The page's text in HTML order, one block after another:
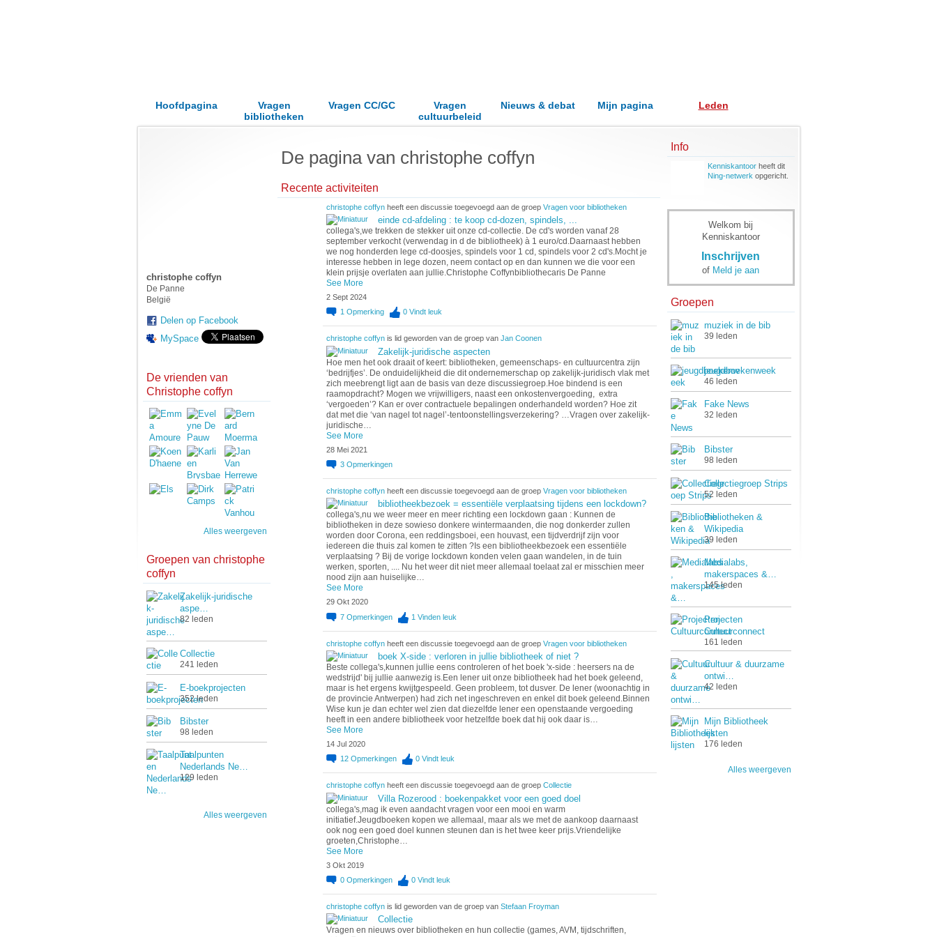
Hoofdpagina
Vragen
bibliotheken
Vragen CC/GC
Vragen
cultuurbeleid
Nieuws & debat Mijn pagina Leden
christophe coffyn
De Panne
België
Delen op Facebook
MySpace
De vrienden van
Christophe coffyn
Alles weergeven
Groepen van christophe
coffyn
Zakelijk-juridische
aspe…
82 leden
Collectie
241 leden
E-boekprojecten
352 leden
Bibster
98 leden
Taalpunten
Nederlands Ne…
129 leden
Alles weergeven
De pagina van christophe coffyn
Recente activiteiten
christophe coffynheeft een discussie toegevoegd aan de groep Vragen voor bibliotheken
einde cd-afdeling : te koop cd-dozen, spindels, ...
collega's,we trekken de stekker uit onze cd-collectie. De cd's worden vanaf 28
september verkocht (verwendag in d de bibliotheek) à 1 euro/cd.Daarnaast hebben
we nog honderden lege cd-doosjes, spindels voor 1 cd, spindels voor 2 cd's.Mocht je
interesse hebben in lege dozen, neem contact op en dan kunnen we die voor een
klein prijsje overlaten aan jullie.Christophe Coffynbibliothecaris De Panne
See More
2 Sept 2024
1 Opmerking 0 Vindt leuk
christophe coffynis lid geworden van de groep van Jan Coonen
Zakelijk-juridische aspecten
Hoe men het ook draait of keert: bibliotheken, gemeenschaps- en cultuurcentra zijn
‘bedrijfjes’. De onduidelijkheid die dit ondernemerschap op zakelijk-juridisch vlak met
zich meebrengt ligt aan de basis van deze discussiegroep.Hoe bindend is een
raamopdracht? Mogen we vrijwilligers, naast een onkostenvergoeding, extra
‘vergoeden’? Kan er over contractuele bepalingen onderhandeld worden? Hoe zit
dat met die ‘van nagel tot nagel’-tentoonstellingsverzekering? …Vragen over zakelijk-
juridische…
See More
28 Mei 2021
3 Opmerkingen
christophe coffynheeft een discussie toegevoegd aan de groep Vragen voor bibliotheken
bibliotheekbezoek = essentiële verplaatsing tijdens een lockdown?
collega's,nu we weer meer en meer richting een lockdown gaan : Kunnen de
bibliotheken in deze sowieso donkere wintermaanden, die nog donkerder zullen
worden door Corona, een reddingsboei, een houvast, een tijdverdrijf zijn voor
iedereen die thuis zal komen te zitten ?Is een bibliotheekbezoek een essentiële
verplaatsing ? Bij de vorige lockdown konden velen gaan wandelen, in de tuin
werken, sporten, .... Nu het weer dit niet meer allemaal toelaat zal er misschien meer
nood zijn aan huiselijke…
See More
29 Okt 2020
7 Opmerkingen 1 Vinden leuk
christophe coffynheeft een discussie toegevoegd aan de groep Vragen voor bibliotheken
boek X-side : verloren in jullie bibliotheek of niet ?
Beste collega's,kunnen jullie eens controleren of het boek 'x-side : heersers na de
wedstrijd' bij jullie aanwezig is.Een lener uit onze bibliotheek had het boek geleend,
maar is het ergens kwijtgespeeld. Geen probleem, tot dusver. De lener (woonachtig in
de provincie Antwerpen) had zich net ingeschreven en enkel dit boek geleend.Binnen
Wise kun je dan echter wel zien dat diezelfde lener een openstaande vergoeding
heeft in een andere bibliotheek voor hetzelfde boek dat hij ook daar is…
See More
14 Jul 2020
12 Opmerkingen 0 Vindt leuk
christophe coffynheeft een discussie toegevoegd aan de groep Collectie
Villa Rozerood : boekenpakket voor een goed doel
collega's,mag ik even aandacht vragen voor een mooi en warm
initiatief.Jeugdboeken kopen we allemaal, maar als we met de aankoop daarnaast
ook nog een goed doel kunnen steunen dan is het twee keer prijs.Vriendelijke
groeten,Christophe…
See More
3 Okt 2019
0 Opmerkingen 0 Vindt leuk
christophe coffynis lid geworden van de groep van Stefaan Froyman
Collectie
Vragen en nieuws over bibliotheken en hun collectie (games, AVM, tijdschriften,
Info
Kenniskantoorheeft dit
Ning-netwerk opgericht.
Welkom bij
Kenniskantoor
Inschrijven
of Meld je aan
Groepen
muziek in de bib
39 leden
jeugdboekenweek
46 leden
Fake News
32 leden
Bibster
98 leden
Collectiegroep Strips
52 leden
Bibliotheken &
Wikipedia
39 leden
Medialabs,
makerspaces &…
145 leden
Projecten
Cultuurconnect
161 leden
Cultuur & duurzame
ontwi…
42 leden
Mijn Bibliotheek
lijsten
176 leden
Alles weergeven